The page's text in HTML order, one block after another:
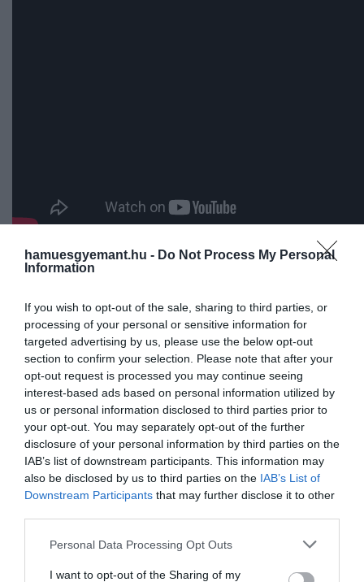
hamuesgyemant.hu - Do Not Process My Personal
Information
If you wish to opt-out of the sale, sharing to third parties, or
processing of your personal or sensitive information for
targeted advertising by us, please use the below opt-out
section to confirm your selection. Please note that after your
opt-out request is processed you may continue seeing
interest-based ads based on personal information utilized by
us or personal information disclosed to third parties prior to
your opt-out. You may separately opt-out of the further
disclosure of your personal information by third parties on the
IAB’s list of downstream participants. This information may
also be disclosed by us to third parties on the IAB’s List of
Downstream Participants that may further disclose it to other
Please note that this website/app uses one or more Google
not limited to your visit or usage behaviour. You may click to
Personal Data Processing Opt Outs
I want to opt-out of the Sharing of my
A portál szerint ez pont olyan, mintha egy robot a
Ahogyan az emberek a
tükörképüket nézve tanulnak
meg táncolni, a robotok most
nyers videófelvételek
segítségével építik ki saját
kinematikai öntudatukat
– mondja Yuhang Hu
, a Columbia Egyetem Creative
Machines Lab doktori hallgatója.